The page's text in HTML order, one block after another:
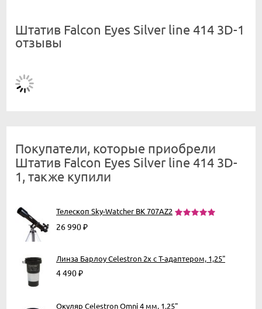
Штатив Falcon Eyes Silver line 414 3D-1
отзывы
Покупатели, которые приобрели
Штатив Falcon Eyes Silver line 414 3D-
1, также купили
Телескоп Sky-Watcher BK 707AZ2
26 990₽
Линза Барлоу Celestron 2х с Т-адаптером, 1,25"
4 490₽
Окуляр Celestron Omni 4 мм, 1,25"